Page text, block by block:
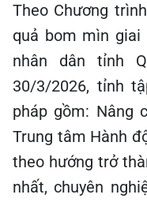
Theo Chương
quả bom mìn giai
nhân dân tỉnh
30/3/2026, tỉnh
pháp gồm: Nâng
Trung tâm Hành
theo hướng trở
nhất, chuyên